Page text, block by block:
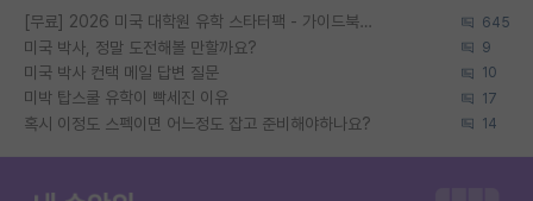
[무료] 2026 미국 대학원 유학 스타터팩 - 가이드북 & 합격자 컨택메일 템플릿 645
미국 박사, 정말 도전해볼 만할까요? 9
미국 박사 컨택 메일 답변 질문 10
미박 탑스쿨 유학이 빡세진 이유 17
혹시 이정도 스펙이면 어느정도 잡고 준비해야하나요? 14